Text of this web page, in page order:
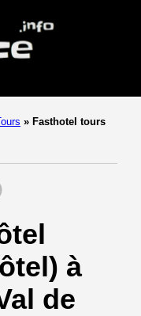
» Fasthotel tours
à
de